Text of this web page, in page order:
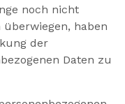
noch nicht
haben
der
Daten zu